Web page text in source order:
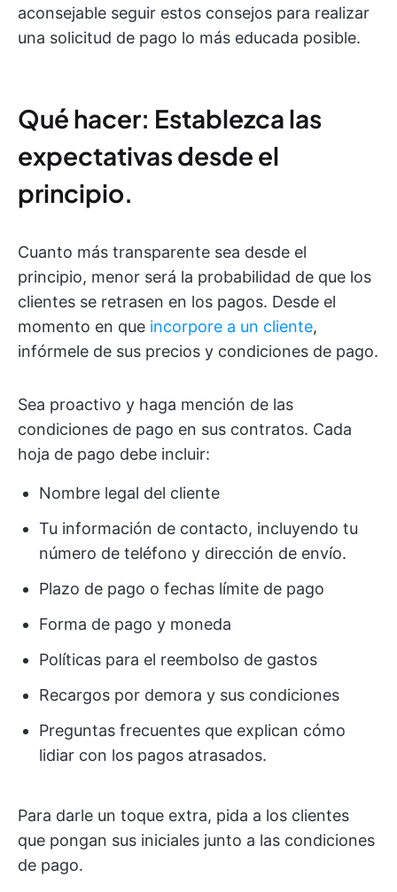
aconsejable seguir estos consejos para realizar
una solicitud de pago lo más educada posible.
Qué hacer: Establezca las
expectativas desde el
principio.
Cuanto más transparente sea desde el
principio, menor será la probabilidad de que los
clientes se retrasen en los pagos. Desde el
momento en que incorpore a un cliente,
infórmele de sus precios y condiciones de pago.
Sea proactivo y haga mención de las
condiciones de pago en sus contratos. Cada
hoja de pago debe incluir:
Nombre legal del cliente
Tu información de contacto, incluyendo tu
número de teléfono y dirección de envío.
Plazo de pago o fechas límite de pago
Forma de pago y moneda
Políticas para el reembolso de gastos
Recargos por demora y sus condiciones
Preguntas frecuentes que explican cómo
lidiar con los pagos atrasados.
Para darle un toque extra, pida a los clientes
que pongan sus iniciales junto a las condiciones
de pago.